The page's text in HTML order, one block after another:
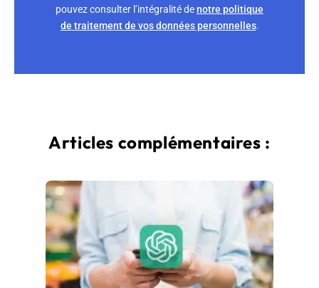
pouvez consulter l’intégralité denotre politique
de traitement de vos données personnelles.
Articles complémentaires :